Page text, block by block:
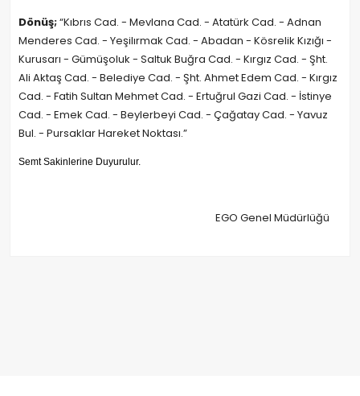
Dönüş;“Kıbrıs Cad. - Mevlana Cad. - Atatürk Cad. - Adnan
Menderes Cad. - Yeşilırmak Cad. - Abadan - Kösrelik Kızığı -
Kurusarı - Gümüşoluk - Saltuk Buğra Cad. - Kırgız Cad. - Şht.
Ali Aktaş Cad. - Belediye Cad. - Şht. Ahmet Edem Cad. - Kırgız
Cad. - Fatih Sultan Mehmet Cad. - Ertuğrul Gazi Cad. - İstinye
Cad. - Emek Cad. - Beylerbeyi Cad. - Çağatay Cad. - Yavuz
Bul. - Pursaklar Hareket Noktası.”
Semt Sakinlerine Duyurulur.
EGO Genel Müdürlüğü